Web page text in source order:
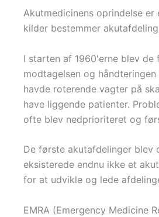
Akutmedicinens oprindelse
kilder bestemmer
I starten af 1960'erne blev
modtagelsen og
havde roterende vagter på
have liggende patienter.
ofte blev nedprioriteret og
De første akutafdelinger
eksisterede endnu ikke et
for at udvikle og lede
EMRA (Emergency Medicine